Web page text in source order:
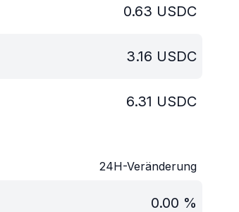
0.63 USDC
3.16 USDC
6.31 USDC
24H-Veränderung
0.00 %